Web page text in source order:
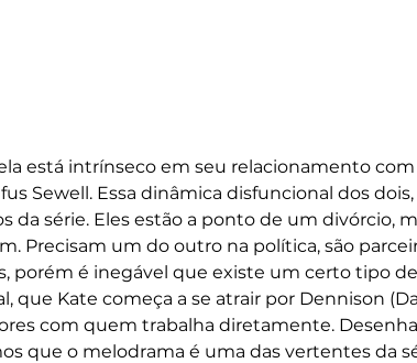
está intrínseco em seu relacionamento com
Sewell. Essa dinâmica disfuncional dos
da série. Eles estão a ponto de um divórcio,
Precisam um do outro na política, são
porém é inegável que existe um certo tipo
que Kate começa a se atrair por Dennison
com quem trabalha diretamente.
que o melodrama é uma das vertentes da